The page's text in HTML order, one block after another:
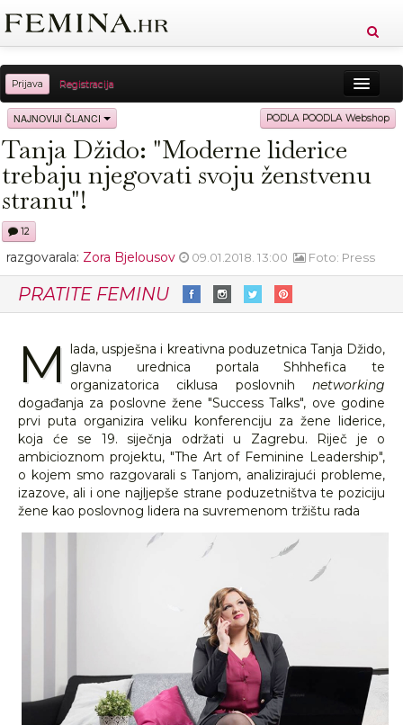
Prijava Registracija
Sreća Zdravlje Vitkost
Moda Ljubav Relax Putovanja Recepti
Proizvodi Knjige
NAJNOVIJI ČLANCI PODLA POODLA Webshop
Tanja Džido: "Moderne liderice
trebaju njegovati svoju ženstvenu
stranu"!
12
razgovarala: Zora Bjelousov 09.01.2018. 13:00 Foto: Press
PRATITE FEMINU
M lada, uspješna i kreativna poduzetnica Tanja Džido,
glavna urednica portala Shhhefica te
organizatorica ciklusa poslovnih networking
događanja za poslovne žene "Success Talks", ove godine
prvi puta organizira veliku konferenciju za žene liderice,
koja će se 19. siječnja održati u Zagrebu. Riječ je o
ambicioznom projektu, "The Art of Feminine Leadership",
o kojem smo razgovarali s Tanjom, analizirajući probleme,
izazove, ali i one najljepše strane poduzetništva te poziciju
žene kao poslovnog lidera na suvremenom tržištu rada